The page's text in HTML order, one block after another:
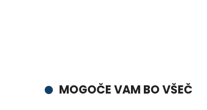
MOGOČE VAM BO VŠEČ